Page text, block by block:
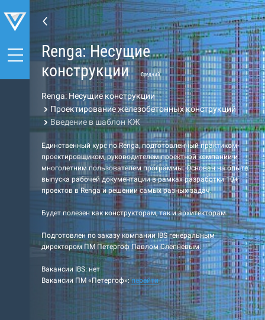
Renga: Несущие
конструкции
Средний
Renga: Несущие конструкции
Проектирование железобетонных конструкций
Введение в шаблон КЖ
Единственный курс по Renga, подготовленный практиком-
проектировщиком, руководителем проектной компании и
многолетним пользователем программы. Основан на опыте
выпуска рабочей документации в рамках разработки 10+
проектов в Renga и решении самых разных задач.
Будет полезен как конструкторам, так и архитекторам.
Подготовлен по заказу компании IBS генеральным
директором ПМ Петергоф Павлом Слепневым.
Вакансии IBS: нет
Вакансии ПМ «Петергоф»:перейти